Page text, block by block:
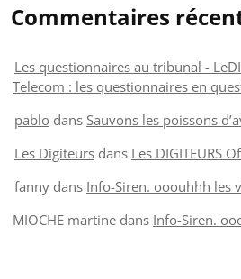
Commentaires
Les questionnaires au tribunal -
Telecom : les questionnaires en
pablo dans Sauvons les poissons
Les Digiteurs dans Les DIGITEURS
fanny dans Info-Siren. ooouhhh les
MIOCHE martine dans Info-Siren.